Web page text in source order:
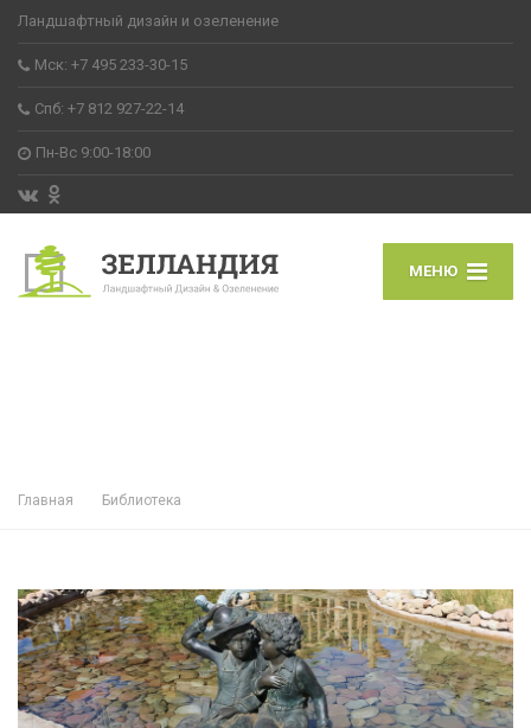
Ландшафтный дизайн и озеленение
Мск: +7 495 233-30-15
Спб: +7 812 927-22-14
Пн-Вс 9:00-18:00
МЕНЮ
Главная Библиотека